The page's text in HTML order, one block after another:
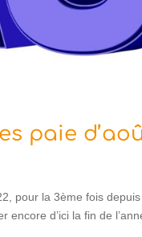
paie
pour la 3ème fois
encore d’ici la fin de